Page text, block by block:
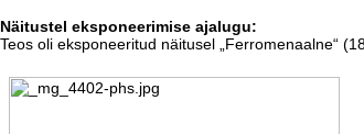
Näitustel eksponeerimise ajalugu:
Teos oli eksponeeritud näitusel „Ferromenaalne“